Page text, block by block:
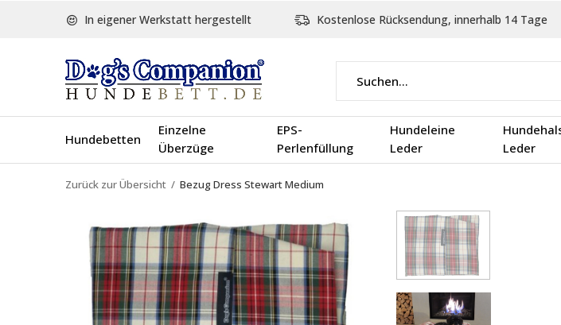
Hundebetten
Einzelne
Überzüge
EPS-
Perlenfüllung
Hundeleine
Leder
Leder
In eigener Werkstatt hergestellt Kostenlose Rücksendung, innerhalb 14 Tage
Zurück zur Übersicht Bezug Dress Stewart Medium